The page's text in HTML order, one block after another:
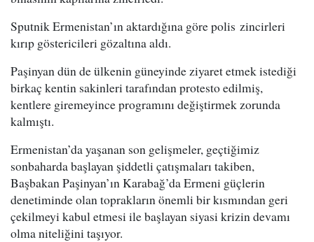
Sputnik Ermenistan’ın aktardığına göre polis zincirleri
kırıp göstericileri gözaltına aldı.
Paşinyan dün de ülkenin güneyinde ziyaret etmek istediği
birkaç kentin sakinleri tarafından protesto edilmiş,
kentlere giremeyince programını değiştirmek zorunda
kalmıştı.
Ermenistan’da yaşanan son gelişmeler, geçtiğimiz
sonbaharda başlayan şiddetli çatışmaları takiben,
Başbakan Paşinyan’ın Karabağ’da Ermeni güçlerin
denetiminde olan toprakların önemli bir kısmından geri
çekilmeyi kabul etmesi ile başlayan siyasi krizin devamı
olma niteliğini taşıyor.